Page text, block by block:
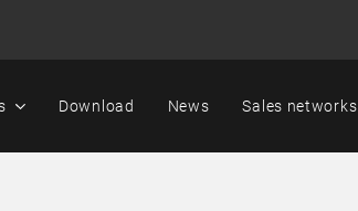
Download News Sales networks